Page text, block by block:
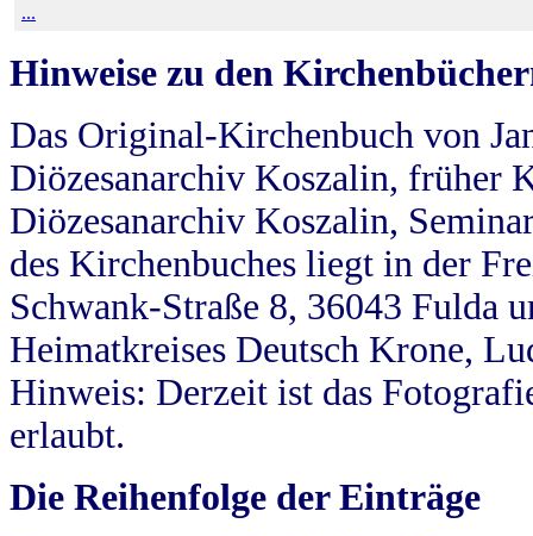
...
Hinweise zu den
Das Original-Kirchenbuch von
Diözesanarchiv Koszalin, früher
Diözesanarchiv Koszalin,
des Kirchenbuches liegt in der
Schwank-Straße 8, 36043 Fulda
Heimatkreises Deutsch Krone,
Hinweis: Derzeit ist das
erlaubt.
Die Reihenfolge der Einträge